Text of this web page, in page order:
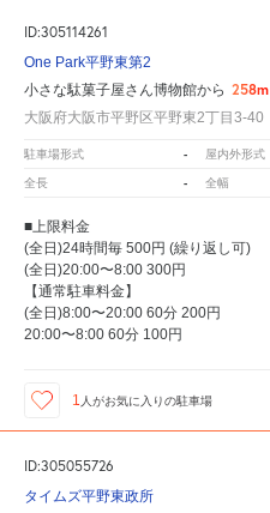
ID:305114261
One Park平野東第2
小さな駄菓子屋さん博物館から 258m
大阪府大阪市平野区平野東2丁目3-40
駐車場形式 - 屋内外形式
全長 - 全幅
■上限料金
(全日)24時間毎 500円 (繰り返し可)
(全日)20:00〜8:00 300円
【通常駐車料金】
(全日)8:00〜20:00 60分 200円
20:00〜8:00 60分 100円
1 人がお気に入りの駐車場
ID:305055726
タイムズ平野東政所